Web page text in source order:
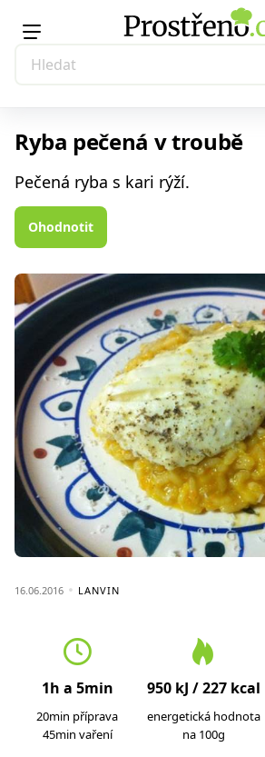
Ryba pečená v troubě
Pečená ryba s kari rýží.
Ohodnotit
16.06.2016 LANVIN
1h a 5min
20min příprava
45min vaření
950 kJ / 227 kcal
energetická hodnota
na 100g